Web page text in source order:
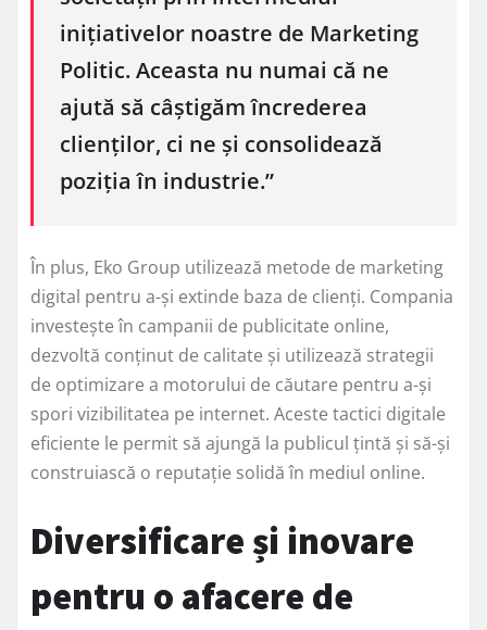
inițiativelor noastre de Marketing
Politic. Aceasta nu numai că ne
ajută să câștigăm încrederea
clienților, ci ne și consolidează
poziția în industrie.”
În plus, Eko Group utilizează metode de marketing
digital pentru a-și extinde baza de clienți. Compania
investește în campanii de publicitate online,
dezvoltă conținut de calitate și utilizează strategii
de optimizare a motorului de căutare pentru a-și
spori vizibilitatea pe internet. Aceste tactici digitale
eficiente le permit să ajungă la publicul țintă și să-și
construiască o reputație solidă în mediul online.
Diversificare și inovare
pentru o afacere de